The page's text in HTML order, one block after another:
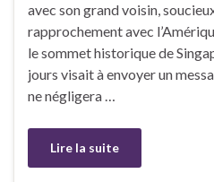
avec son grand voisin,
rapprochement avec
le sommet historique de
jours visait à envoyer un
ne négligera …
Lire la suite